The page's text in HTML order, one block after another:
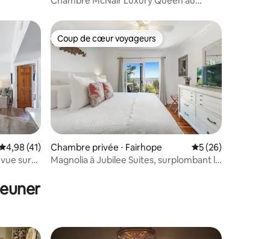
: 5 sur 5
moyenne sur la base de 41 commentaires : 4,98 sur 5
4,98 (41)
sur
Coup de cœur voyageurs
Coup de cœur voyageurs
Chambre privée ⋅ Fairhope Évaluation
5 (26)
Magnolia à Jubilee Suites, surplombant la